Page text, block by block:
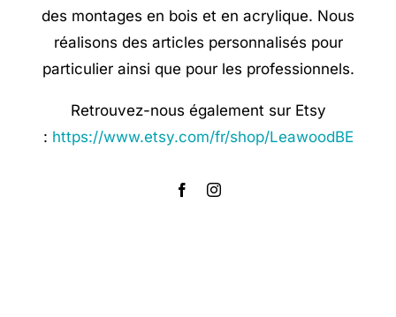
des montages en bois et en acrylique. Nous
réalisons des articles personnalisés pour
particulier ainsi que pour les professionnels.
Retrouvez-nous également sur Etsy
: https://www.etsy.com/fr/shop/LeawoodBE